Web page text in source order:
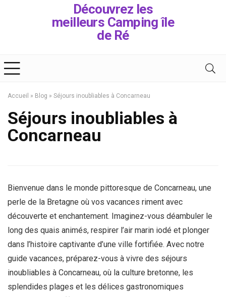
Découvrez les
meilleurs Camping île
de Ré
Accueil » Blog » Séjours inoubliables à Concarneau
Séjours inoubliables à
Concarneau
Bienvenue dans le monde pittoresque de Concarneau, une
perle de la Bretagne où vos vacances riment avec
découverte et enchantement. Imaginez-vous déambuler le
long des quais animés, respirer l’air marin iodé et plonger
dans l’histoire captivante d’une ville fortifiée. Avec notre
guide vacances, préparez-vous à vivre des séjours
inoubliables à Concarneau, où la culture bretonne, les
splendides plages et les délices gastronomiques